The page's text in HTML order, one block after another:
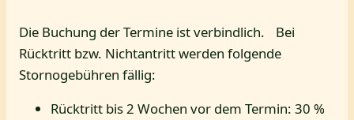
Die Buchung der Termine ist verbindlich. Bei
Rücktritt bzw. Nichtantritt werden folgende
Stornogebühren fällig:
Rücktritt bis 2 Wochen vor dem Termin: 30 %